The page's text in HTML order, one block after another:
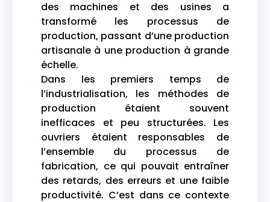
des machines et des usines a
transformé les processus de
production, passant d’une production
artisanale à une production à grande
échelle.
Dans les premiers temps de
l’industrialisation, les méthodes de
production étaient souvent
inefficaces et peu structurées. Les
ouvriers étaient responsables de
l’ensemble du processus de
fabrication, ce qui pouvait entraîner
des retards, des erreurs et une faible
productivité. C’est dans ce contexte